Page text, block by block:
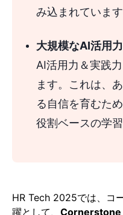
AI活用力: すべての従
まとめ
み込まれています
大規模なAI活用
AI活用力＆実践
ます。これは、
る自信を育むた
役割ベースの学習
HR Tech 2025では、コ
躍として、 Cornerstone